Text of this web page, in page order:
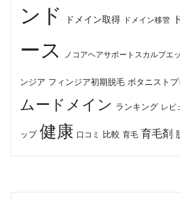
ンド
ドメイン取得 ドメイン移管
ース
ノコアヘアサポートスカルプエ
ンジア フィンジア初期脱毛 ボタニスト
ムードメイン ランキング レビ
ップ 健康 口コミ 比較 育毛 育毛剤